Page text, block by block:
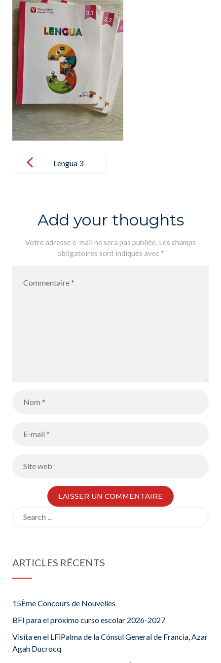
navigation
Lengua 3
Add your thoughts
Votre adresse e-mail ne sera pas publiée. Les champs
obligatoires sont indiqués avec *
ARTICLES RÉCENTS
15Ème Concours de Nouvelles
BFI para el próximo curso escolar 2026-2027
Visita en el LFiPalma de la Cónsul General de Francia, Azar
Agah Ducrocq